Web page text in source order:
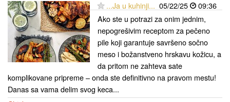
...Ja u kuhinji... 05/22/25
09:36
Ako ste u potrazi za onim jednim,
nepogrešivim receptom za pečeno
pile koji garantuje savršeno sočno
meso i božanstveno hrskavu kožicu, a
da pritom ne zahteva sate
komplikovane pripreme – onda ste definitivno na pravom mestu!
Danas sa vama delim svog keca...